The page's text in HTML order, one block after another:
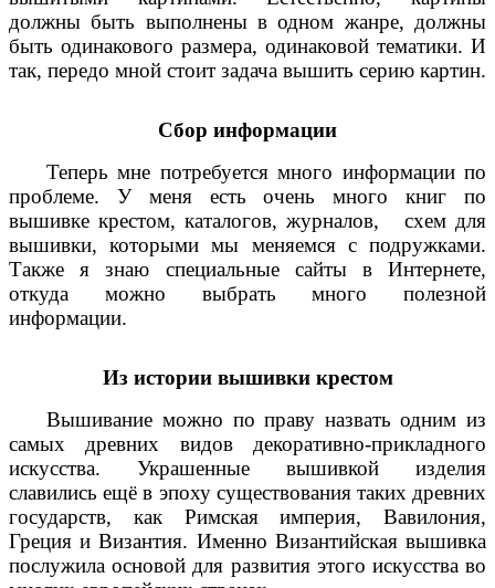
должны быть выполнены в одном жанре, должны
быть одинакового размера, одинаковой тематики. И
так, передо мной стоит задача вышить серию картин.
Сбор информации
Теперь мне потребуется много информации по
проблеме. У меня есть очень много книг по
вышивке крестом, каталогов, журналов, схем для
вышивки, которыми мы меняемся с подружками.
Также я знаю специальные сайты в Интернете,
откуда можно выбрать много полезной
информации.
Из истории вышивки крестом
Вышивание можно по праву назвать одним из
самых древних видов декоративно-прикладного
искусства. Украшенные вышивкой изделия
славились ещё в эпоху существования таких древних
государств, как Римская империя, Вавилония,
Греция и Византия. Именно Византийская вышивка
послужила основой для развития этого искусства во